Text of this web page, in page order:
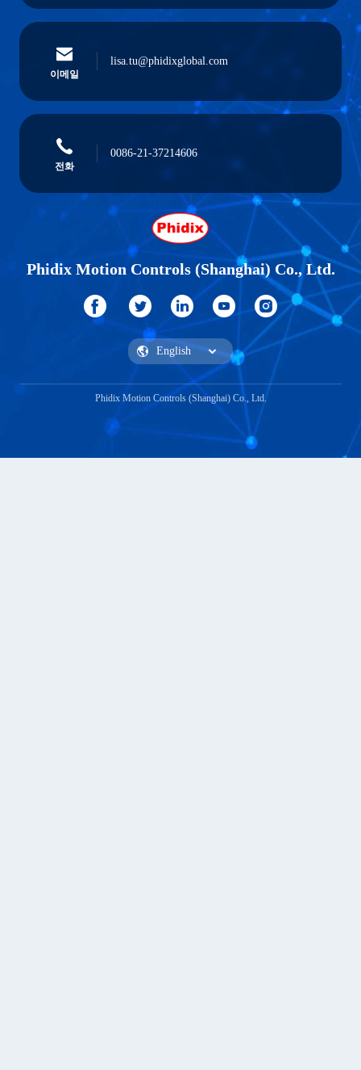
이메일
lisa.tu@phidixglobal.com
전화
0086-21-37214606
Phidix Motion Controls (Shanghai) Co., Ltd.
Phidix Motion Controls (Shanghai) Co., Ltd.